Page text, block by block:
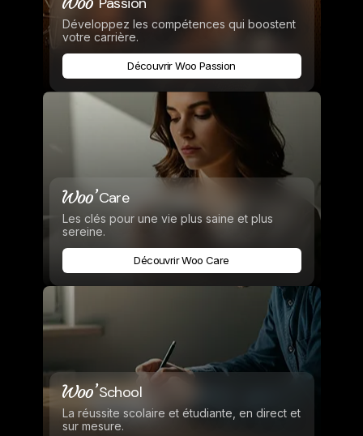
Développez les compétences qui boostent
votre carrière.
Découvrir Woo Passion
Care
Les clés pour une vie plus saine et plus
sereine.
Découvrir Woo Care
School
La réussite scolaire et étudiante, en direct et
sur mesure.